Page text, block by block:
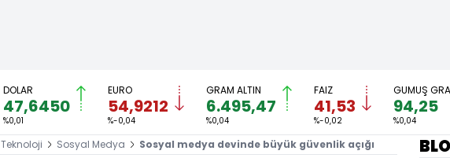
DOLAR
47,6450
%0,01
EURO
54,9212
%-0,04
GRAM ALTIN
6.495,47
%0,04
FAİZ
41,53
%-0,02
GÜMÜŞ
94,25
%0,04
Teknoloji Sosyal Medya Sosyal medya devinde büyük güvenlik açığı